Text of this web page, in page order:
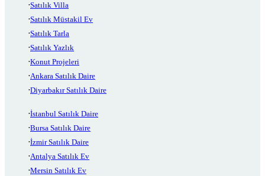
Satılık Villa
Satılık Müstakil Ev
Satılık Tarla
Satılık Yazlık
Konut Projeleri
Ankara Satılık Daire
Diyarbakır Satılık Daire
İstanbul Satılık Daire
Bursa Satılık Daire
İzmir Satılık Daire
Antalya Satılık Ev
Mersin Satılık Ev